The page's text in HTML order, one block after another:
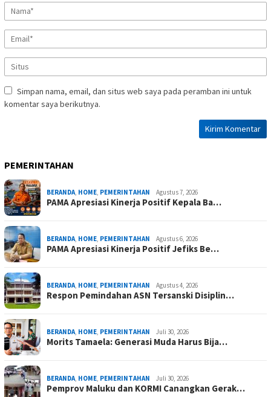
Simpan nama, email, dan situs web saya pada peramban ini untuk
komentar saya berikutnya.
PEMERINTAHAN
BERANDA, HOME, PEMERINTAHAN Agustus 7, 2026
PAMA Apresiasi Kinerja Positif Kepala Ba…
BERANDA, HOME, PEMERINTAHAN Agustus 6, 2026
PAMA Apresiasi Kinerja Positif Jefiks Be…
BERANDA, HOME, PEMERINTAHAN Agustus 4, 2026
Respon Pemindahan ASN Tersanski Disiplin…
BERANDA, HOME, PEMERINTAHAN Juli 30, 2026
Morits Tamaela: Generasi Muda Harus Bija…
BERANDA, HOME, PEMERINTAHAN Juli 30, 2026
Pemprov Maluku dan KORMI Canangkan Gerak…